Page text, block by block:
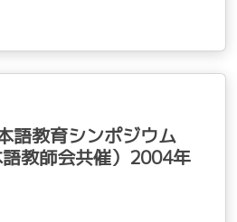
語教育シンポジウム
語教師会共催）2004年